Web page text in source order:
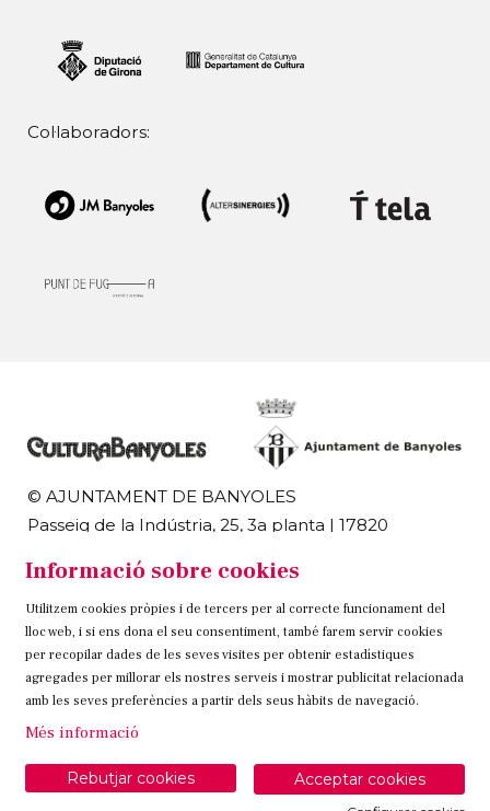
Col·laboradors:
© AJUNTAMENT DE BANYOLES
Passeig de la Indústria, 25, 3a planta | 17820
972 58 18 48 | 972 57 00 50
Sitemap Avís Legal Ús de Cookies Contacteu
Link a instagram
Link a twitter
Link a facebook
Informació sobre cookies
Utilitzem cookies pròpies i de tercers per al correcte funcionament del
lloc web, i si ens dona el seu consentiment, també farem servir cookies
per recopilar dades de les seves visites per obtenir estadístiques
agregades per millorar els nostres serveis i mostrar publicitat relacionada
amb les seves preferències a partir dels seus hàbits de navegació.
Més informació
Acceptar cookies
Rebutjar cookies